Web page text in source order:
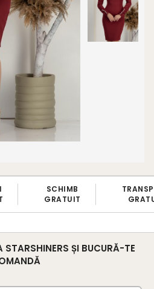
SCHIMB
GRATUIT
ȘI BUCURĂ-TE